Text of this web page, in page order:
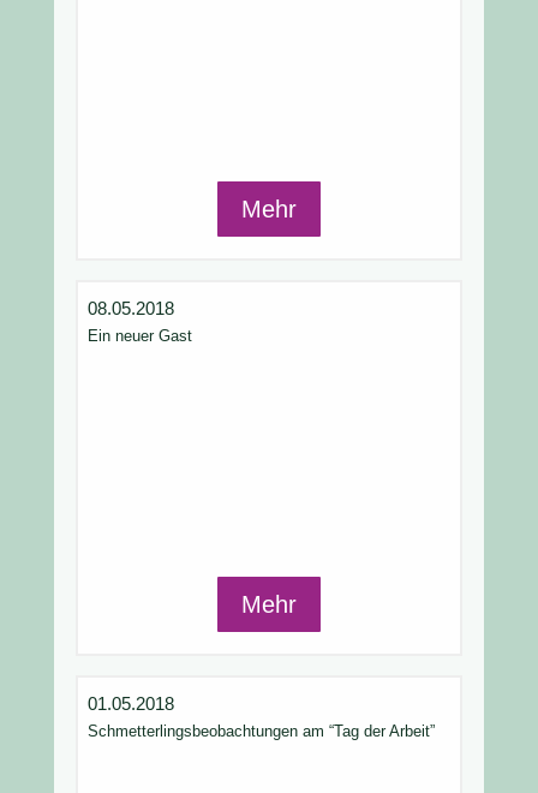
Mehr
08.05.2018
Ein neuer Gast
Mehr
01.05.2018
Schmetterlingsbeobachtungen am “Tag der Arbeit”